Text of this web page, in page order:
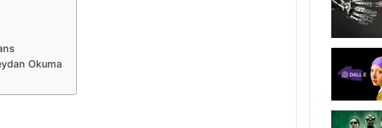
Okuma